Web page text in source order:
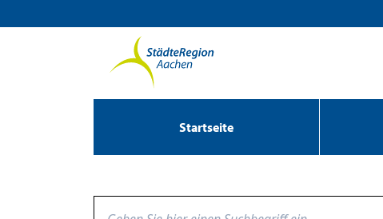
Startseite